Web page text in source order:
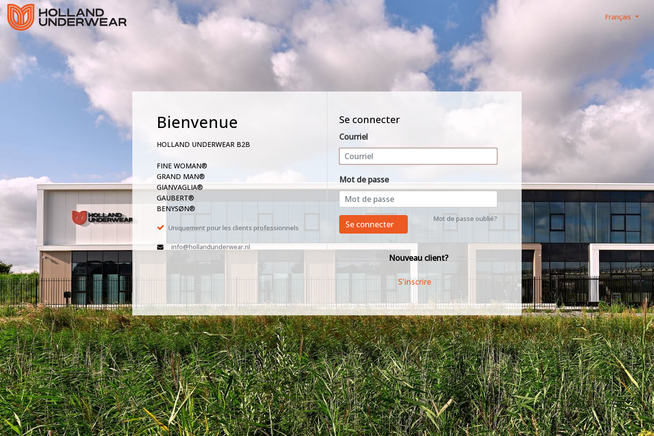
Français
Bienvenue
HOLLAND UNDERWEAR B2B
FINE WOMAN®
GRAND MAN®
GIANVAGLIA®
GAUBERT®
BENYSØN®
Uniquement pour les clients professionnels
info@hollandunderwear.nl
Se connecter
Courriel
Mot de passe
Mot de passe oublié?
Se connecter
Nouveau client?
S'inscrire